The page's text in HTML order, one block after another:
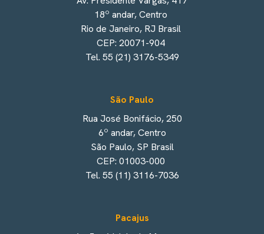
18º andar, Centro
Rio de Janeiro, RJ Brasil
CEP: 20071-904
Tel. 55 (21) 3176-5349
São Paulo
Rua José Bonifácio, 250
6º andar, Centro
São Paulo, SP Brasil
CEP: 01003-000
Tel. 55 (11) 3116-7036
Pacajus